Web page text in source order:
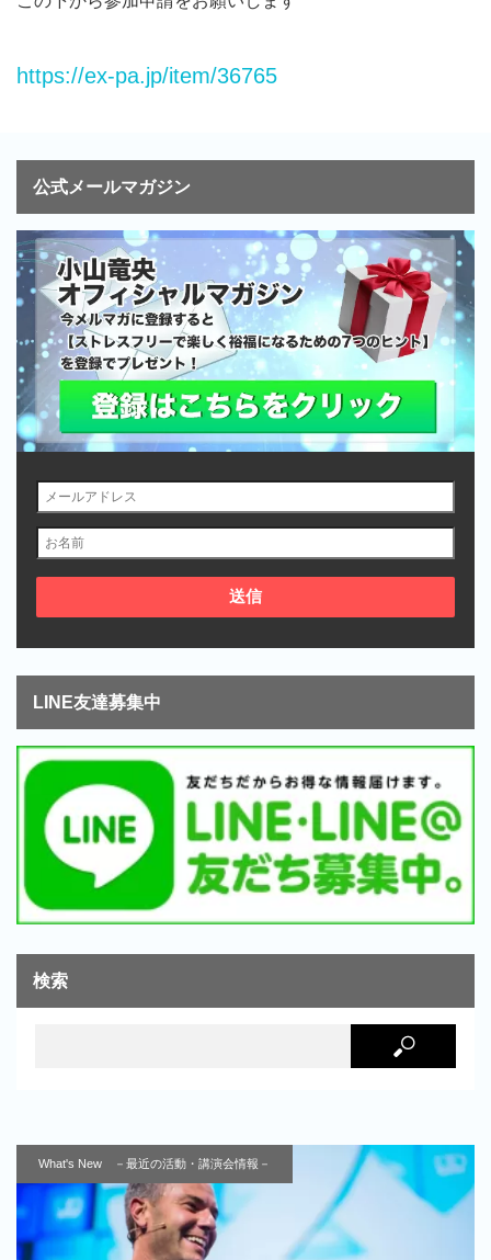
https://ex-pa.jp/item/36765
公式メールマガジン
LINE友達募集中
検索
What's New －最近の活動・講演会情報－